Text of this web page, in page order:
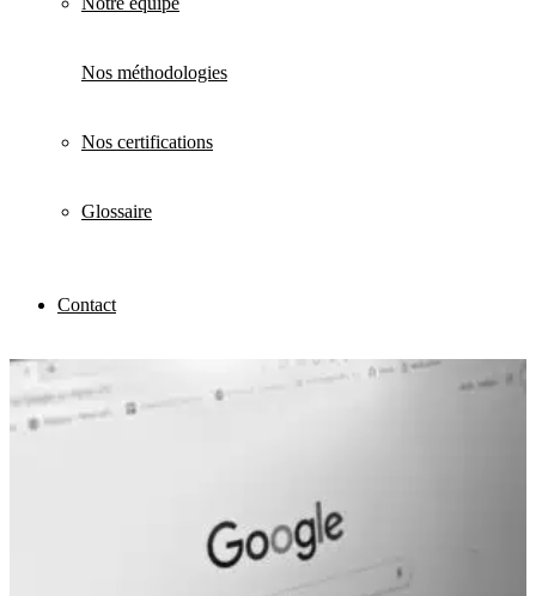
Nos méthodologies
Nos certifications
Glossaire
Contact